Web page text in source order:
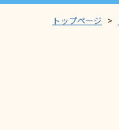
トップページ >